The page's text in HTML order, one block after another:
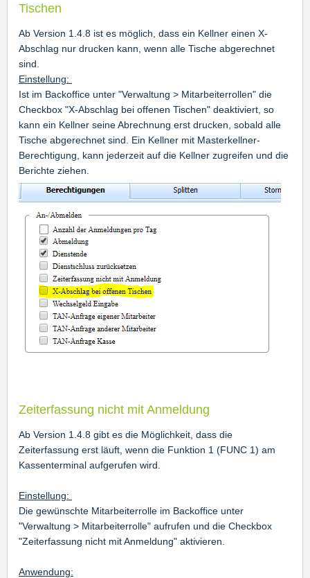
Tischen
Ab Version 1.4.8 ist es möglich, dass ein Kellner einen X-
Abschlag nur drucken kann, wenn alle Tische abgerechnet
sind.
Einstellung:
Ist im Backoffice unter "Verwaltung > Mitarbeiterrollen" die
Checkbox "X-Abschlag bei offenen Tischen" deaktiviert, so
kann ein Kellner seine Abrechnung erst drucken, sobald alle
Tische abgerechnet sind. Ein Kellner mit Masterkellner-
Berechtigung, kann jederzeit auf die Kellner zugreifen und die
Berichte ziehen.
Zeiterfassung nicht mit Anmeldung
Ab Version 1.4.8 gibt es die Möglichkeit, dass die
Zeiterfassung erst läuft, wenn die Funktion 1 (FUNC 1) am
Kassenterminal aufgerufen wird.
Einstellung:
Die gewünschte Mitarbeiterrolle im Backoffice unter
"Verwaltung > Mitarbeiterrolle" aufrufen und die Checkbox
"Zeiterfassung nicht mit Anmeldung" aktivieren.
Anwendung: